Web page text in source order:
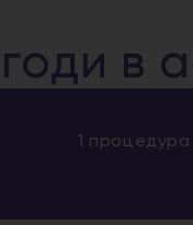
в
1 процедура